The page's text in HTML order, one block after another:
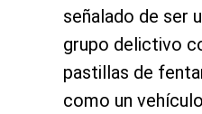
señalado de ser
grupo delictivo
pastillas de
como un